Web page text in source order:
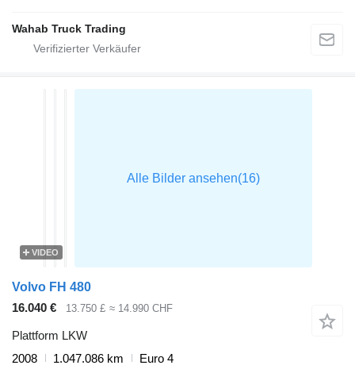
Wahab Truck Trading
VIDEO
Volvo FH 480
16.040 €
13.750 £ ≈ 14.990 CHF
Plattform LKW
2008
1.047.086 km
Euro 4